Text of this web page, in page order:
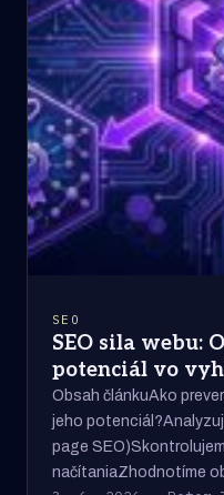
SEO
SEO sila webu:
potenciál vo
Obsah článkuAko
jeho
page
načítaniaZhodnotíme